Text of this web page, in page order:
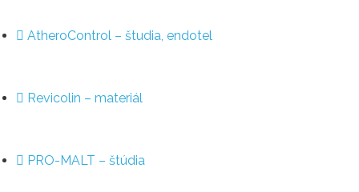
AtheroControl – študia, endotel
Revicolin – materiál
PRO-MALT – štúdia